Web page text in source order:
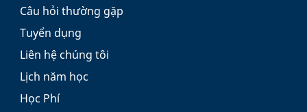
Câu hỏi thường gặp
Tuyển dụng
Liên hệ chúng tôi
Lịch năm học
Học Phí